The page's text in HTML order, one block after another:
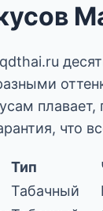
что
Тип
Табачный